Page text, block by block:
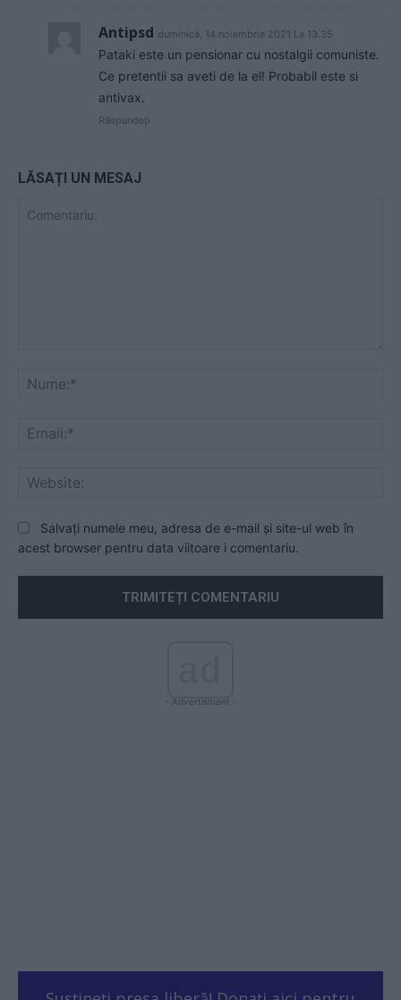
Antipsd duminică, 14 noiembrie 2021 La 13.35
Pataki este un pensionar cu nostalgii comuniste.
Ce pretentii sa aveti de la el! Probabil este si
antivax.
Răspundeți
LĂSAȚI UN MESAJ
Salvați numele meu, adresa de e-mail și site-ul web în
acest browser pentru data viitoare i comentariu.
- Advertisment -